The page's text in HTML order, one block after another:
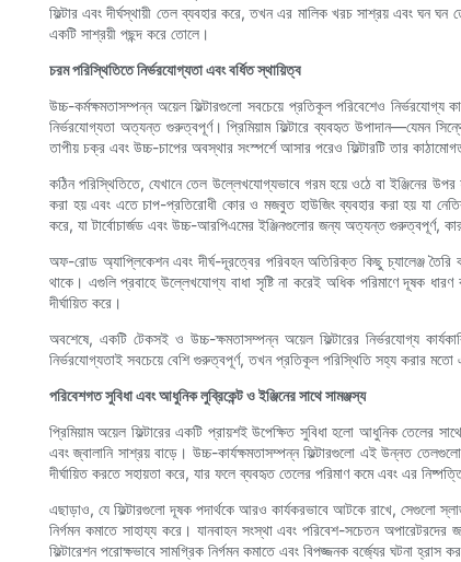
ফিল্টার এবং দীর্ঘস্থায়ী তেল ব্যবহার করে, তখন এর মালিক খরচ সাশ্রয় এবং ঘন ঘন
একটি সাশ্রয়ী পছন্দ করে তোলে।
চরম পরিস্থিতিতে নির্ভরযোগ্যতা এবং বর্ধিত স্থায়িত্ব
উচ্চ-কর্মক্ষমতাসম্পন্ন অয়েল ফিল্টারগুলো সবচেয়ে প্রতিকূল পরিবেশেও নির্ভরযোগ্য
নির্ভরযোগ্যতা অত্যন্ত গুরুত্বপূর্ণ। প্রিমিয়াম ফিল্টারে ব্যবহৃত উপাদান—যেমন
তাপীয় চক্র এবং উচ্চ-চাপের অবস্থার সংস্পর্শে আসার পরেও ফিল্টারটি তার
কঠিন পরিস্থিতিতে, যেখানে তেল উল্লেখযোগ্যভাবে গরম হয়ে ওঠে বা ইঞ্জিনের
করা হয় এবং এতে চাপ-প্রতিরোধী কোর ও মজবুত হাউজিং ব্যবহার করা হয় যা
করে, যা টার্বোচার্জড এবং উচ্চ-আরপিএমের ইঞ্জিনগুলোর জন্য অত্যন্ত গুরুত্বপূর্ণ,
অফ-রোড অ্যাপ্লিকেশন এবং দীর্ঘ-দূরত্বের পরিবহন অতিরিক্ত কিছু চ্যালেঞ্জ
থাকে। এগুলি প্রবাহে উল্লেখযোগ্য বাধা সৃষ্টি না করেই অধিক পরিমাণে দূষক ধারণ
দীর্ঘায়িত করে।
অবশেষে, একটি টেকসই ও উচ্চ-ক্ষমতাসম্পন্ন অয়েল ফিল্টারের নির্ভরযোগ্য
নির্ভরযোগ্যতাই সবচেয়ে বেশি গুরুত্বপূর্ণ, তখন প্রতিকূল পরিস্থিতি সহ্য করার মতো
পরিবেশগত সুবিধা এবং আধুনিক লুব্রিকেন্ট ও ইঞ্জিনের সাথে সামঞ্জস্য
প্রিমিয়াম অয়েল ফিল্টারের একটি প্রায়শই উপেক্ষিত সুবিধা হলো আধুনিক তেলের
এবং জ্বালানি সাশ্রয় বাড়ে। উচ্চ-কার্যক্ষমতাসম্পন্ন ফিল্টারগুলো এই উন্নত
দীর্ঘায়িত করতে সহায়তা করে, যার ফলে ব্যবহৃত তেলের পরিমাণ কমে এবং এর
এছাড়াও, যে ফিল্টারগুলো দূষক পদার্থকে আরও কার্যকরভাবে আটকে রাখে, সেগুলো
নির্গমন কমাতে সাহায্য করে। যানবাহন সংস্থা এবং পরিবেশ-সচেতন অপারেটরদের
ফিল্টারেশন পরোক্ষভাবে সামগ্রিক নির্গমন কমাতে এবং বিপজ্জনক বর্জ্যের ঘটনা হ্রাস